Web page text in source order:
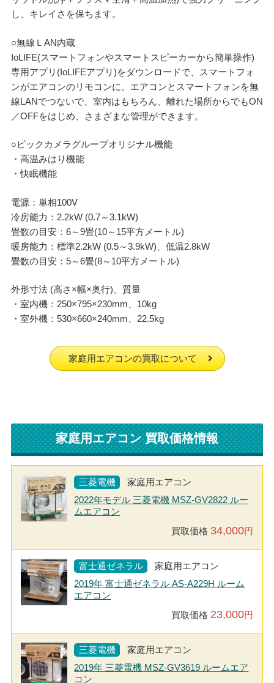
し、キレイさを保ちます。
○無線ＬAN内蔵
IoLIFE(スマートフォンやスマートスピーカーから簡単操作)
専用アプリ(IoLIFEアプリ)をダウンロードで、スマートフォ
ンがエアコンのリモコンに。エアコンとスマートフォンを無
線LANでつないで、室内はもちろん、離れた場所からでもON
／OFFをはじめ、さまざまな管理ができます。
○ビックカメラグループオリジナル機能
・高温みはり機能
・快眠機能
電源：単相100V
冷房能力：2.2kW (0.7～3.1kW)
畳数の目安：6～9畳(10～15平方メートル)
暖房能力：標準2.2kW (0.5～3.9kW)、低温2.8kW
畳数の目安：5～6畳(8～10平方メートル)
外形寸法 (高さ×幅×奥行)、質量
・室内機：250×795×230mm、10kg
・室外機：530×660×240mm、22.5kg
家庭用エアコンの買取について
家庭用エアコン 買取価格情報
三菱電機
家庭用エアコン
2022年モデル 三菱電機 MSZ-GV2822 ルー
ムエアコン
買取価格 34,000円
富士通ゼネラル
家庭用エアコン
2019年 富士通ゼネラル AS-A229H ルーム
エアコン
買取価格 23,000円
三菱電機
家庭用エアコン
2019年 三菱電機 MSZ-GV3619 ルームエア
コン